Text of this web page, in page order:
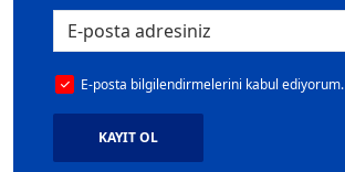
E-posta bilgilendirmelerini kabul ediyorum.
KAYIT OL